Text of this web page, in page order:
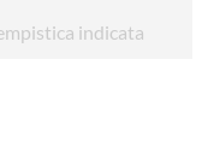
indicata